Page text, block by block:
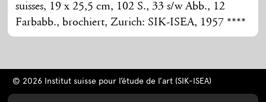
suisses, 19 x 25,5 cm, 102 S., 33 s/w Abb., 12
Farbabb., brochiert, Zurich: SIK-ISEA, 1957 ****
© 2026 Institut suisse pour l’étude de l’art (SIK-ISEA)